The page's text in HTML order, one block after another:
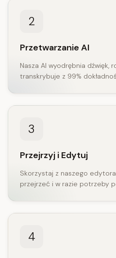
2
Przetwarzanie AI
Nasza AI wyodrębnia dźwięk,
transkrybuje z 99%
3
Przejrzyj i Edytuj
Skorzystaj z naszego
przejrzeć i w razie potrzeby
4